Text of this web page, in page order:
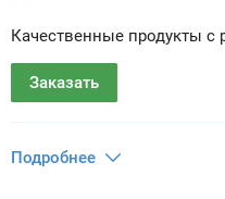
Качественные продукты с
Заказать
Подробнее